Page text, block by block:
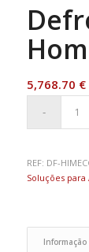
5,768.70 €
REF: DF-
Soluções